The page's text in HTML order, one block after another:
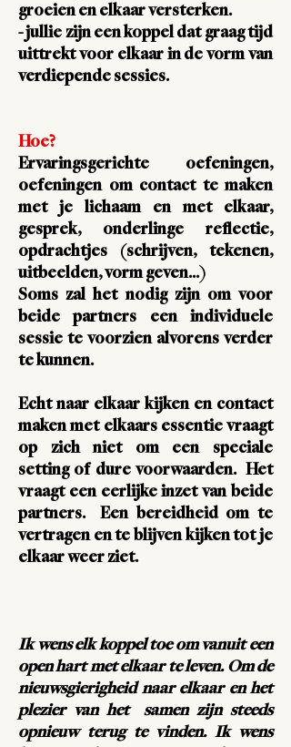
groeien en elkaar versterken.
- jullie zijn een koppel dat graag tijd
uittrekt voor elkaar in de vorm van
verdiepende sessies.
Hoe?
Ervaringsgerichte oefeningen,
oefeningen om contact te maken
met je lichaam en met elkaar,
gesprek, onderlinge reflectie,
opdrachtjes (schrijven, tekenen,
uitbeelden, vorm geven…)
Soms zal het nodig zijn om voor
beide partners een individuele
sessie te voorzien alvorens verder
te kunnen.
Echt naar elkaar kijken en contact
maken met elkaars essentie vraagt
op zich niet om een speciale
setting of dure voorwaarden. Het
vraagt een eerlijke inzet van beide
partners. Een bereidheid om te
vertragen en te blijven kijken tot je
elkaar weer ziet.
Ik wens elk koppel toe om vanuit een
open hart met elkaar te leven. Om de
nieuwsgierigheid naar elkaar en het
plezier van het samen zijn steeds
opnieuw terug te vinden. Ik wens